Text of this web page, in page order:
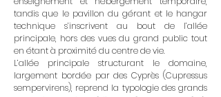
tandis que le pavillon du gérant et le hangar
technique s’inscrivent au bout de l’allée
principale, hors des vues du grand public tout
en étant à proximité du centre de vie.
L’allée principale structurant le domaine,
largement bordée par des Cyprès (Cupressus
sempervirens), reprend la typologie des grands